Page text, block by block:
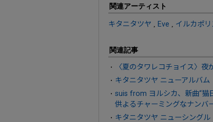
関連アーティスト
キタニタツヤ Eve イルカポ
関連記事
〈夏のタワレコチョイス〉
キタニタツヤ ニューアルバム
suis from ヨルシカ、新曲“猫
供よるチャーミングなナンバ
キタニタツヤ ニューシング